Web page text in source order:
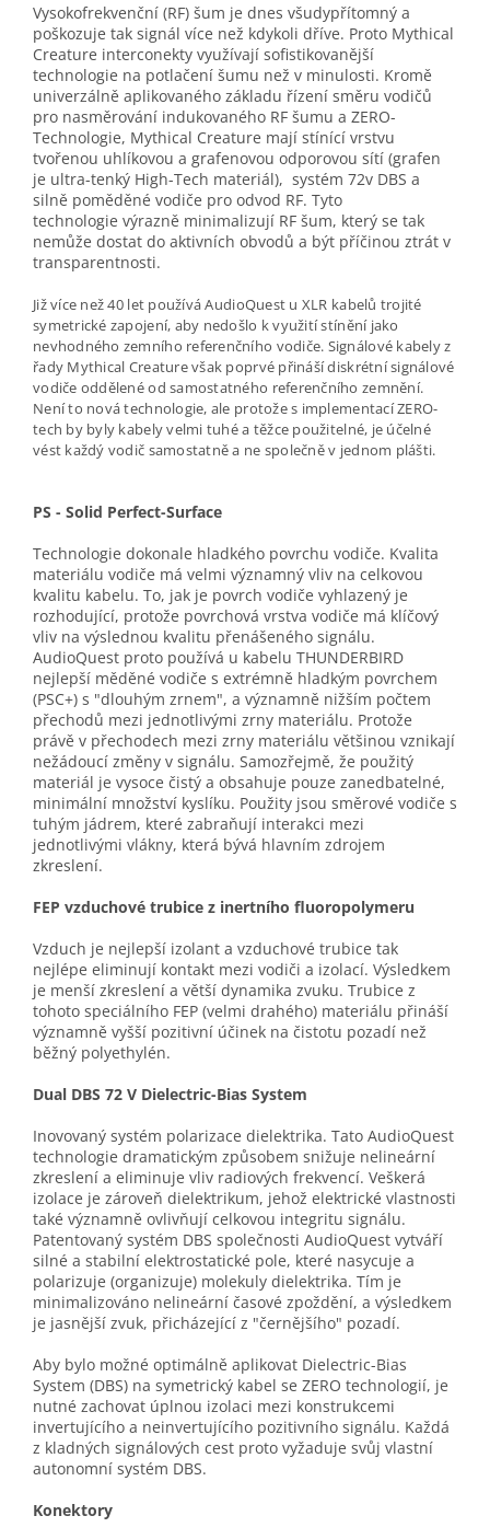
Vysokofrekvenční (RF) šum je dnes všudypřítomný a
poškozuje tak signál více než kdykoli dříve. Proto Mythical
Creature interconekty využívají sofistikovanější
technologie na potlačení šumu než v minulosti. Kromě
univerzálně aplikovaného základu řízení směru vodičů
pro nasměrování indukovaného RF šumu a ZERO-
Technologie, Mythical Creature mají stínící vrstvu
tvořenou uhlíkovou a grafenovou odporovou sítí (grafen
je ultra-tenký High-Tech materiál), systém 72v DBS a
silně poměděné vodiče pro odvod RF. Tyto
technologie výrazně minimalizují RF šum, který se tak
nemůže dostat do aktivních obvodů a být příčinou ztrát v
transparentnosti.
Již více než 40 let používá AudioQuest u XLR kabelů trojité
symetrické zapojení, aby nedošlo k využití stínění jako
nevhodného zemního referenčního vodiče. Signálové kabely z
řady Mythical Creature však poprvé přináší diskrétní signálové
vodiče oddělené od samostatného referenčního zemnění.
Není to nová technologie, ale protože s implementací ZERO-
tech by byly kabely velmi tuhé a těžce použitelné, je účelné
vést každý vodič samostatně a ne společně v jednom plášti.
PS - Solid Perfect-Surface
Technologie dokonale hladkého povrchu vodiče. Kvalita
materiálu vodiče má velmi významný vliv na celkovou
kvalitu kabelu. To, jak je povrch vodiče vyhlazený je
rozhodující, protože povrchová vrstva vodiče má klíčový
vliv na výslednou kvalitu přenášeného signálu.
AudioQuest proto používá u kabelu THUNDERBIRD
nejlepší měděné vodiče s extrémně hladkým povrchem
(PSC+) s "dlouhým zrnem", a významně nižším počtem
přechodů mezi jednotlivými zrny materiálu. Protože
právě v přechodech mezi zrny materiálu většinou vznikají
nežádoucí změny v signálu. Samozřejmě, že použitý
materiál je vysoce čistý a obsahuje pouze zanedbatelné,
minimální množství kyslíku. Použity jsou směrové vodiče s
tuhým jádrem, které zabraňují interakci mezi
jednotlivými vlákny, která bývá hlavním zdrojem
zkreslení.
FEP vzduchové trubice z inertního fluoropolymeru
Vzduch je nejlepší izolant a vzduchové trubice tak
nejlépe eliminují kontakt mezi vodiči a izolací. Výsledkem
je menší zkreslení a větší dynamika zvuku. Trubice z
tohoto speciálního FEP (velmi drahého) materiálu přináší
významně vyšší pozitivní účinek na čistotu pozadí než
běžný polyethylén.
Dual DBS 72 V Dielectric-Bias System
Inovovaný systém polarizace dielektrika. Tato AudioQuest
technologie dramatickým způsobem snižuje nelineární
zkreslení a eliminuje vliv radiových frekvencí. Veškerá
izolace je zároveň dielektrikum, jehož elektrické vlastnosti
také významně ovlivňují celkovou integritu signálu.
Patentovaný systém DBS společnosti AudioQuest vytváří
silné a stabilní elektrostatické pole, které nasycuje a
polarizuje (organizuje) molekuly dielektrika. Tím je
minimalizováno nelineární časové zpoždění, a výsledkem
je jasnější zvuk, přicházející z "černějšího" pozadí.
Aby bylo možné optimálně aplikovat Dielectric-Bias
System (DBS) na symetrický kabel se ZERO technologií, je
nutné zachovat úplnou izolaci mezi konstrukcemi
invertujícího a neinvertujícího pozitivního signálu. Každá
z kladných signálových cest proto vyžaduje svůj vlastní
autonomní systém DBS.
Konektory